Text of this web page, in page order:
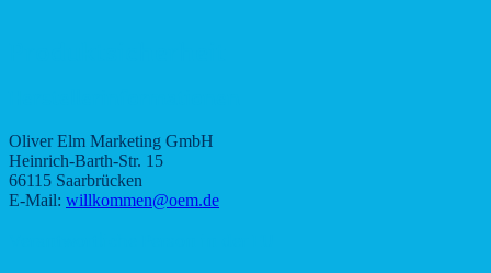
Oliver Elm Marketing GmbH
Heinrich-Barth-Str. 15
66115 Saarbrücken
E-Mail: willkommen@oem.de